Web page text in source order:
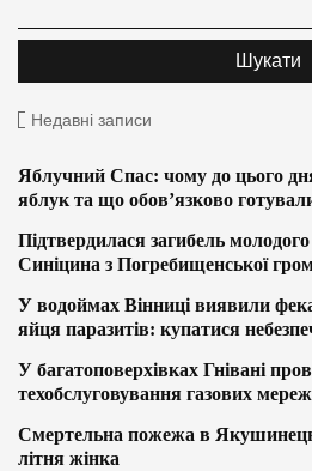
Недавні записи
Яблучний Спас: чому до цього
яблук та що обов’язково
Підтвердилася загибель
Синіцина з Погребищенської
У водоймах Вінниці виявили
яйця паразитів: купатися
У багатоповерхівках Гнівані
техобслуговування газових
Смертельна пожежа в
літня жінка